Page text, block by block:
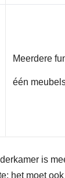
Meerdere
één
is
het moet